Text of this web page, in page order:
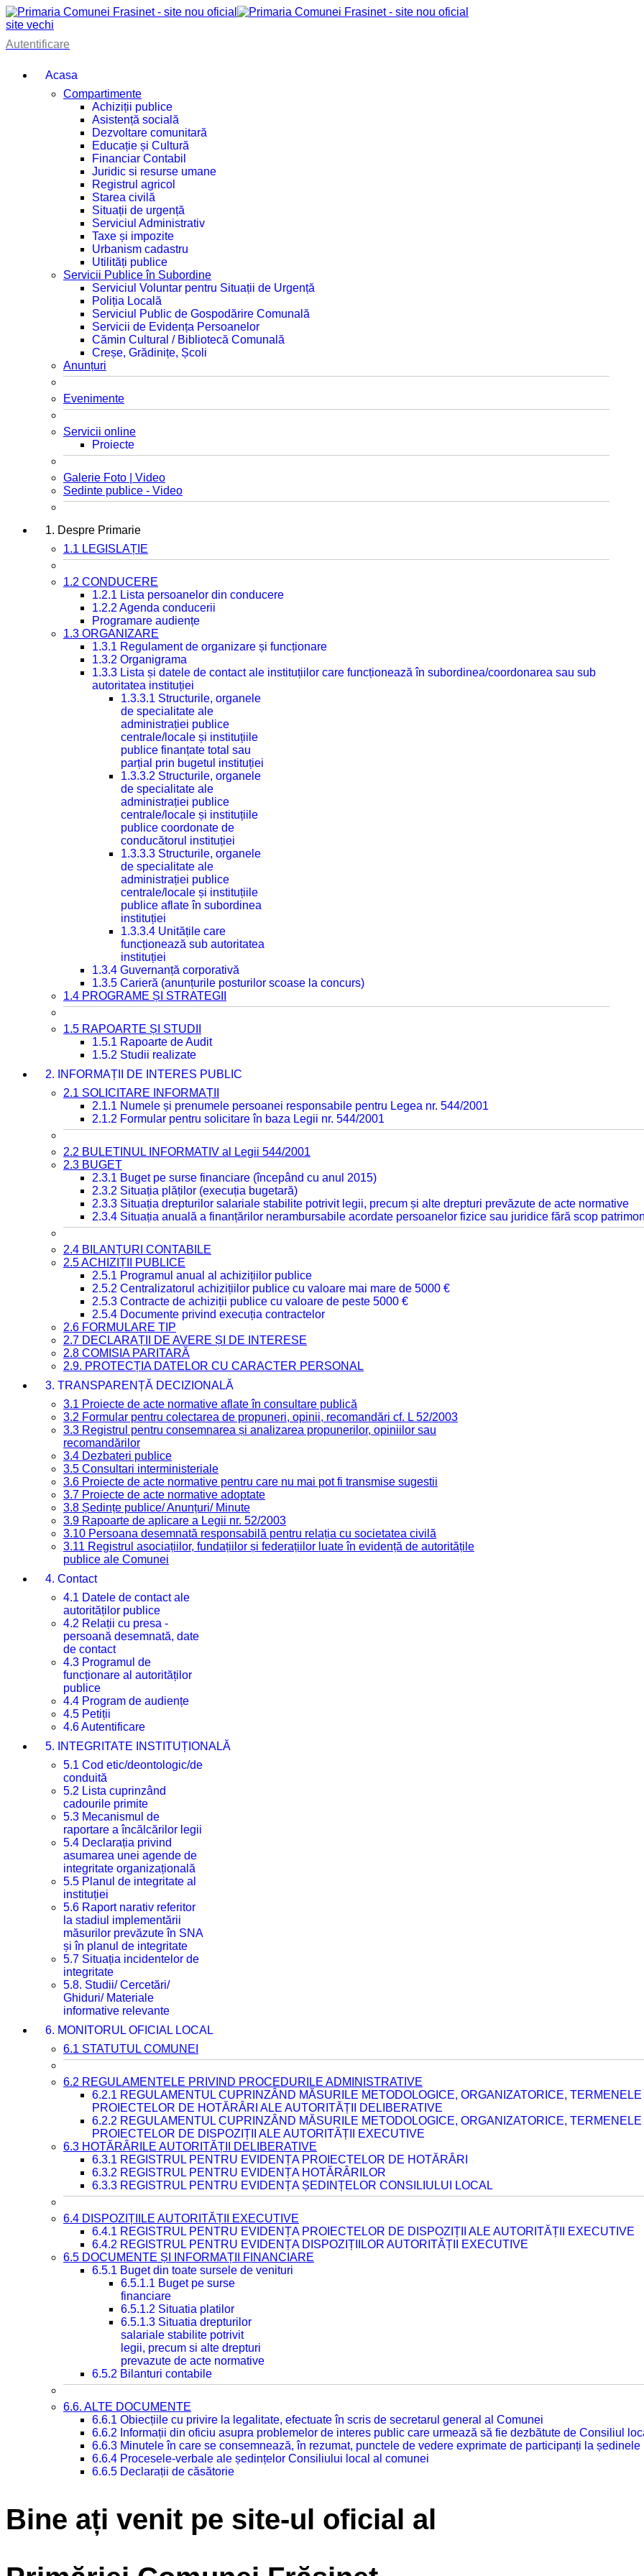
site vechi
Autentificare
Acasa
Compartimente
Achiziții publice
Asistență socială
Dezvoltare comunitară
Educație și Cultură
Financiar Contabil
Juridic si resurse umane
Registrul agricol
Starea civilă
Situații de urgență
Serviciul Administrativ
Taxe și impozite
Urbanism cadastru
Utilități publice
Servicii Publice în Subordine
Serviciul Voluntar pentru Situații de Urgență
Poliția Locală
Serviciul Public de Gospodărire Comunală
Servicii de Evidența Persoanelor
Cămin Cultural / Bibliotecă Comunală
Creșe, Grădinițe, Școli
Anunțuri
Evenimente
Servicii online
Proiecte
Galerie Foto | Video
Sedinte publice - Video
1. Despre Primarie
1.1 LEGISLAȚIE
1.2 CONDUCERE
1.2.1 Lista persoanelor din conducere
1.2.2 Agenda conducerii
Programare audiențe
1.3 ORGANIZARE
1.3.1 Regulament de organizare și funcționare
1.3.2 Organigrama
1.3.3 Lista și datele de contact ale instituțiilor care funcționează în subordinea/coordonarea sau sub
autoritatea instituției
1.3.3.1 Structurile, organele
de specialitate ale
administrației publice
centrale/locale și instituțiile
publice finanțate total sau
parțial prin bugetul instituției
1.3.3.2 Structurile, organele
de specialitate ale
administrației publice
centrale/locale și instituțiile
publice coordonate de
conducătorul instituției
1.3.3.3 Structurile, organele
de specialitate ale
administrației publice
centrale/locale și instituțiile
publice aflate în subordinea
instituției
1.3.3.4 Unitățile care
funcționează sub autoritatea
instituției
1.3.4 Guvernanță corporativă
1.3.5 Carieră (anunțurile posturilor scoase la concurs)
1.4 PROGRAME ȘI STRATEGII
1.5 RAPOARTE ȘI STUDII
1.5.1 Rapoarte de Audit
1.5.2 Studii realizate
2. INFORMAȚII DE INTERES PUBLIC
2.1 SOLICITARE INFORMAȚII
2.1.1 Numele și prenumele persoanei responsabile pentru Legea nr. 544/2001
2.1.2 Formular pentru solicitare în baza Legii nr. 544/2001
2.2 BULETINUL INFORMATIV al Legii 544/2001
2.3 BUGET
2.3.1 Buget pe surse financiare (începând cu anul 2015)
2.3.2 Situația plăților (execuția bugetară)
2.3.3 Situația drepturilor salariale stabilite potrivit legii, precum și alte drepturi prevăzute de acte normative
2.3.4 Situația anuală a finanțărilor nerambursabile acordate persoanelor fizice sau juridice fără scop
2.4 BILANȚURI CONTABILE
2.5 ACHIZIȚII PUBLICE
2.5.1 Programul anual al achizițiilor publice
2.5.2 Centralizatorul achizițiilor publice cu valoare mai mare de 5000 €
2.5.3 Contracte de achiziții publice cu valoare de peste 5000 €
2.5.4 Documente privind execuția contractelor
2.6 FORMULARE TIP
2.7 DECLARAȚII DE AVERE ȘI DE INTERESE
2.8 COMISIA PARITARĂ
2.9. PROTECȚIA DATELOR CU CARACTER PERSONAL
3. TRANSPARENȚĂ DECIZIONALĂ
3.1 Proiecte de acte normative aflate în consultare publică
3.2 Formular pentru colectarea de propuneri, opinii, recomandări cf. L 52/2003
3.3 Registrul pentru consemnarea și analizarea propunerilor, opiniilor sau
recomandărilor
3.4 Dezbateri publice
3.5 Consultari interministeriale
3.6 Proiecte de acte normative pentru care nu mai pot fi transmise sugestii
3.7 Proiecte de acte normative adoptate
3.8 Ședințe publice/ Anunțuri/ Minute
3.9 Rapoarte de aplicare a Legii nr. 52/2003
3.10 Persoana desemnată responsabilă pentru relația cu societatea civilă
3.11 Registrul asociațiilor, fundațiilor și federațiilor luate în evidență de autoritățile
publice ale Comunei
4. Contact
4.1 Datele de contact ale
autorităților publice
4.2 Relații cu presa -
persoană desemnată, date
de contact
4.3 Programul de
funcționare al autorităților
publice
4.4 Program de audiențe
4.5 Petiții
4.6 Autentificare
5. INTEGRITATE INSTITUȚIONALĂ
5.1 Cod etic/deontologic/de
conduită
5.2 Lista cuprinzând
cadourile primite
5.3 Mecanismul de
raportare a încălcărilor legii
5.4 Declarația privind
asumarea unei agende de
integritate organizațională
5.5 Planul de integritate al
instituției
5.6 Raport narativ referitor
la stadiul implementării
măsurilor prevăzute în SNA
și în planul de integritate
5.7 Situația incidentelor de
integritate
5.8. Studii/ Cercetări/
Ghiduri/ Materiale
informative relevante
6. MONITORUL OFICIAL LOCAL
6.1 STATUTUL COMUNEI
6.2 REGULAMENTELE PRIVIND PROCEDURILE ADMINISTRATIVE
6.2.1 REGULAMENTUL CUPRINZÂND MĂSURILE METODOLOGICE, ORGANIZATORICE,
PROIECTELOR DE HOTĂRÂRI ALE AUTORITĂȚII DELIBERATIVE
6.2.2 REGULAMENTUL CUPRINZÂND MĂSURILE METODOLOGICE, ORGANIZATORICE,
PROIECTELOR DE DISPOZIȚII ALE AUTORITĂȚII EXECUTIVE
6.3 HOTĂRÂRILE AUTORITĂȚII DELIBERATIVE
6.3.1 REGISTRUL PENTRU EVIDENȚA PROIECTELOR DE HOTĂRÂRI
6.3.2 REGISTRUL PENTRU EVIDENȚA HOTĂRÂRILOR
6.3.3 REGISTRUL PENTRU EVIDENȚA ȘEDINȚELOR CONSILIULUI LOCAL
6.4 DISPOZIȚIILE AUTORITĂȚII EXECUTIVE
6.4.1 REGISTRUL PENTRU EVIDENȚA PROIECTELOR DE DISPOZIȚII ALE AUTORITĂȚII EXECUTIVE
6.4.2 REGISTRUL PENTRU EVIDENȚA DISPOZIȚIILOR AUTORITĂȚII EXECUTIVE
6.5 DOCUMENTE ȘI INFORMAȚII FINANCIARE
6.5.1 Buget din toate sursele de venituri
6.5.1.1 Buget pe surse
financiare
6.5.1.2 Situatia platilor
6.5.1.3 Situatia drepturilor
salariale stabilite potrivit
legii, precum si alte drepturi
prevazute de acte normative
6.5.2 Bilanturi contabile
6.6. ALTE DOCUMENTE
6.6.1 Obiecțiile cu privire la legalitate, efectuate în scris de secretarul general al Comunei
6.6.2 Informații din oficiu asupra problemelor de interes public care urmează să fie dezbătute de Consiliul
6.6.3 Minutele în care se consemnează, în rezumat, punctele de vedere exprimate de participanți la ședinele
6.6.4 Procesele-verbale ale ședințelor Consiliului local al comunei
6.6.5 Declarații de căsătorie
Bine ați venit pe site-ul oficial al